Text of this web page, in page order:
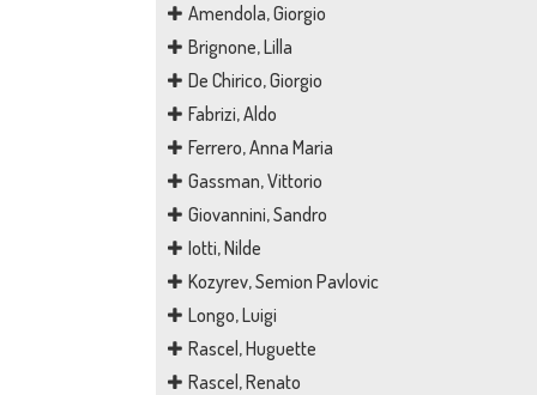
Amendola, Giorgio
Brignone, Lilla
De Chirico, Giorgio
Fabrizi, Aldo
Ferrero, Anna Maria
Gassman, Vittorio
Giovannini, Sandro
Iotti, Nilde
Kozyrev, Semion Pavlovic
Longo, Luigi
Rascel, Huguette
Rascel, Renato